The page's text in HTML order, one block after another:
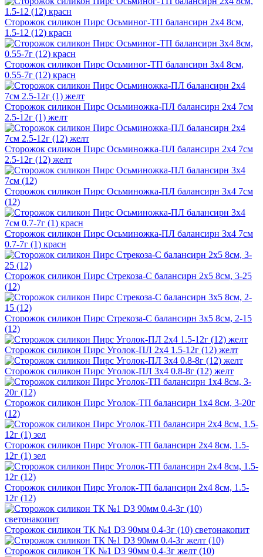
Сторожок силикон Пирс Осьминог-ТП балансирн 2х4 8см,
1.5-12 (12) красн
Сторожок силикон Пирс Осьминог-ТП балансирн 3х4 8см,
0.55-7г (12) красн
Сторожок силикон Пирс Осьминожка-ПЛ балансирн 2х4 7см
2.5-12г (1) желт
Сторожок силикон Пирс Осьминожка-ПЛ балансирн 2х4 7см
2.5-12г (12) желт
Сторожок силикон Пирс Осьминожка-ПЛ балансирн 3х4 7см
(12)
Сторожок силикон Пирс Осьминожка-ПЛ балансирн 3х4 7см
0.7-7г (1) красн
Сторожок силикон Пирс Стрекоза-С балансирн 2х5 8см, 3-25
(12)
Сторожок силикон Пирс Стрекоза-С балансирн 3х5 8см, 2-15
(12)
Сторожок силикон Пирс Уголок-ПЛ 2х4 1.5-12г (12) желт
Сторожок силикон Пирс Уголок-ПЛ 3х4 0.8-8г (12) желт
Сторожок силикон Пирс Уголок-ТП балансирн 1х4 8см, 3-20г
(12)
Сторожок силикон Пирс Уголок-ТП балансирн 2х4 8см, 1.5-
12г (1) зел
Сторожок силикон Пирс Уголок-ТП балансирн 2х4 8см, 1.5-
12г (12)
Сторожок силикон ТК №1 D3 90мм 0.4-3г (10) светонакопит
Сторожок силикон ТК №1 D3 90мм 0.4-3г желт (10)